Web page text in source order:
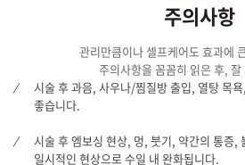
주의사항
관리만큼이나 셀프케어도 효과에
주의사항을 꼼꼼히 읽은 후,
시술 후 과음, 사우나/찜질방 출입, 열탕 목
좋습니다.
시술 후 엠보싱 현상, 멍, 붓기, 약간의 통증,
일시적인 현상으로 수일 내 완화됩니다.